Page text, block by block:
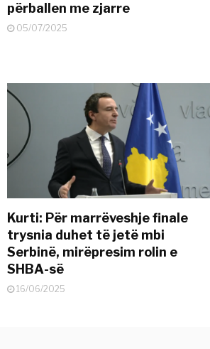
përballen me zjarre
05/07/2025
Kurti: Për marrëveshje finale
trysnia duhet të jetë mbi
Serbinë, mirëpresim rolin e
SHBA-së
16/06/2025